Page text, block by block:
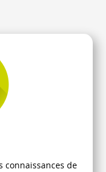
connaissances de